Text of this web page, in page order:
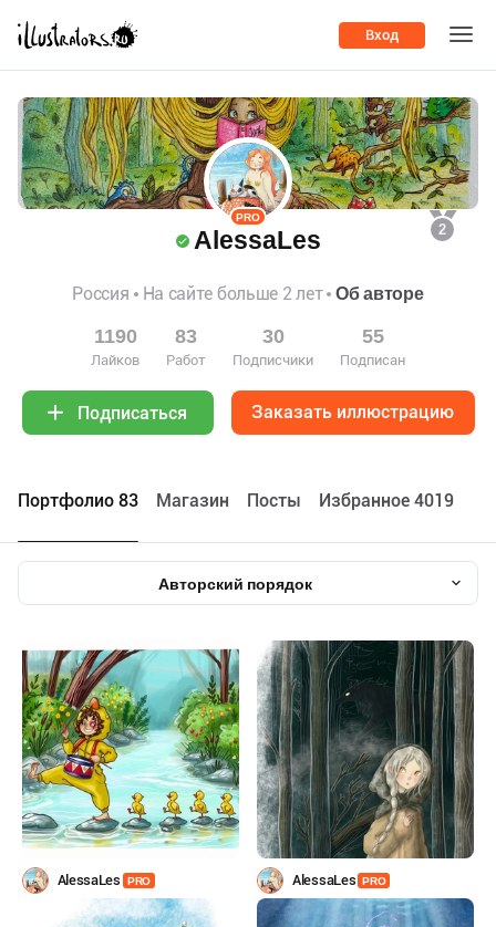
Вход
2
PRO
AlessaLes
Россия На сайте больше 2 лет Об авторе
1190
Лайков
83
Работ
30
Подписчики
55
Подписан
Подписаться Заказать иллюстрацию
Портфолио 83 Maгазин Посты Избранное 4019
Авторский порядок
AlessaLes PRO AlessaLes PRO